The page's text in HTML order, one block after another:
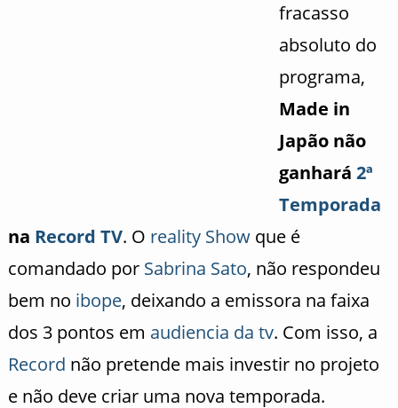
fracasso
absoluto do
programa,
Made in
Japão não
ganhará 2ª
Temporada
na Record TV. O reality Showque é
comandado por Sabrina Sato, não respondeu
bem no ibope, deixando a emissora na faixa
dos 3 pontos em audiencia da tv. Com isso, a
Record não pretende mais investir no projeto
e não deve criar uma nova temporada.